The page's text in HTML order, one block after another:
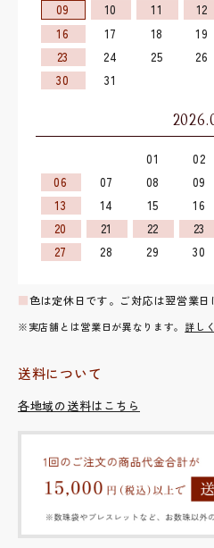
09
10 11 12
16
17 18 19
23
24 25 26
30
31
01 02
06
07 08 09
13
14 15 16
20
21 22 23
27
28 29 30
■色は定休日です。ご対応は翌営業日
※実店舗とは営業日が異なります。 詳し
送料について
各地域の送料はこちら